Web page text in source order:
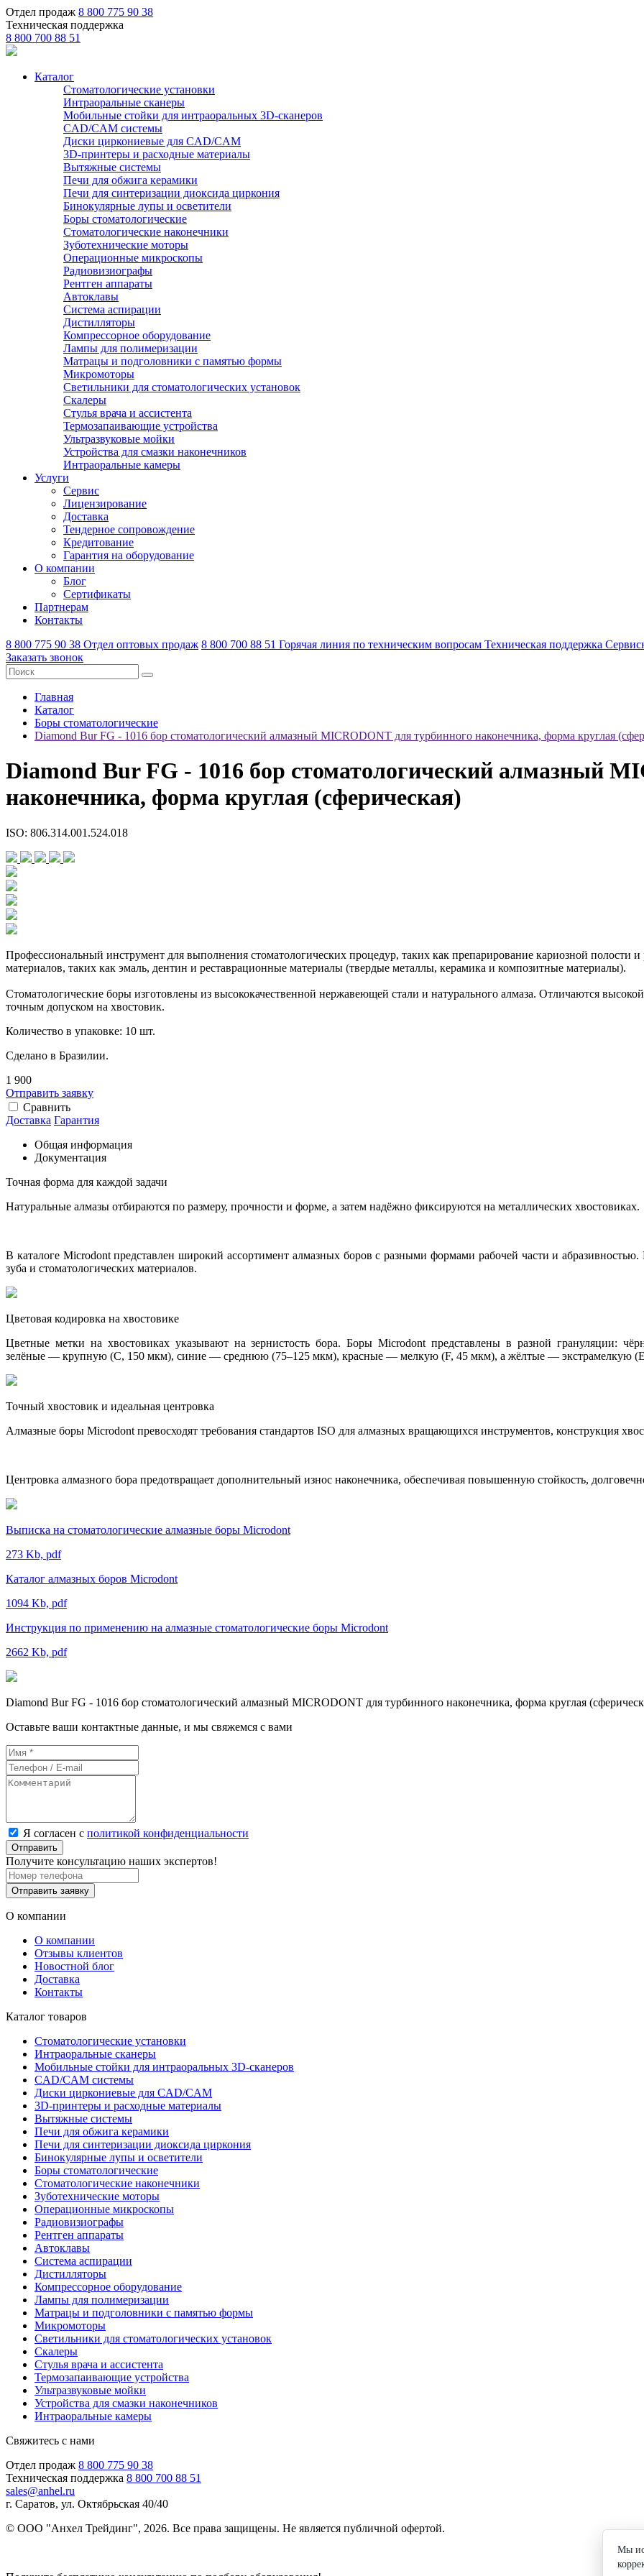
Отдел продаж 8 800 775 90 38
Техническая поддержка
8 800 700 88 51
Каталог
Стоматологические установки
Интраоральные сканеры
Мобильные стойки для интраоральных 3D-сканеров
CAD/CAM системы
Диски циркониевые для CAD/CAM
3D-принтеры и расходные материалы
Вытяжные системы
Печи для обжига керамики
Печи для синтеризации диоксида циркония
Бинокулярные лупы и осветители
Боры стоматологические
Стоматологические наконечники
Зуботехнические моторы
Операционные микроскопы
Радиовизиографы
Рентген аппараты
Автоклавы
Система аспирации
Дистилляторы
Компрессорное оборудование
Лампы для полимеризации
Матрацы и подголовники с памятью формы
Микромоторы
Светильники для стоматологических установок
Скалеры
Стулья врача и ассистента
Термозапаивающие устройства
Ультразвуковые мойки
Устройства для смазки наконечников
Интраоральные камеры
Услуги
Сервис
Лицензирование
Доставка
Тендерное сопровождение
Кредитование
Гарантия на оборудование
О компании
Блог
Сертификаты
Партнерам
Контакты
8 800 775 90 38 Отдел оптовых продаж 8 800 700 88 51 Горячая линия по техническим вопросам Техническая поддержка
Заказать звонок
Главная
Каталог
Боры стоматологические
Diamond Bur FG - 1016 бор стоматологический алмазный MICRODONT для турбинного наконечника, форма круглая
Diamond Bur FG - 1016 бор стоматологический алмазный
наконечника, форма круглая (сферическая)
ISO: 806.314.001.524.018
Профессиональный инструмент для выполнения стоматологических процедур, таких как препарирование кариозной полости и
материалов, таких как эмаль, дентин и реставрационные материалы (твердые металлы, керамика и композитные материалы).
Стоматологические боры изготовлены из высококачественной нержавеющей стали и натурального алмаза. Отличаются
точным допуском на хвостовик.
Количество в упаковке: 10 шт.
Сделано в Бразилии.
1 900
Отправить заявку
Сравнить
Доставка Гарантия
Общая информация
Документация
Точная форма для каждой задачи
Натуральные алмазы отбираются по размеру, прочности и форме, а затем надёжно фиксируются на металлических хвостовиках.
В каталоге Microdont представлен широкий ассортимент алмазных боров с разными формами рабочей части и
зуба и стоматологических материалов.
Цветовая кодировка на хвостовике
Цветные метки на хвостовиках указывают на зернистость бора. Боры Microdont представлены в разной грануляции:
зелёные — крупную (C, 150 мкм), синие — среднюю (75–125 мкм), красные — мелкую (F, 45 мкм), а жёлтые — экстрамелкую
Точный хвостовик и идеальная центровка
Алмазные боры Microdont превосходят требования стандартов ISO для алмазных вращающихся инструментов, конструкция
Центровка алмазного бора предотвращает дополнительный износ наконечника, обеспечивая повышенную стойкость,
Выписка на стоматологические алмазные боры Microdont
273 Kb, pdf
Каталог алмазных боров Microdont
1094 Kb, pdf
Инструкция по применению на алмазные стоматологические боры Microdont
2662 Kb, pdf
Diamond Bur FG - 1016 бор стоматологический алмазный MICRODONT для турбинного наконечника, форма круглая
Оставьте ваши контактные данные, и мы свяжемся с вами
Я согласен с политикой конфиденциальности
Отправить
Получите консультацию наших экспертов!
Отправить заявку
О компании
О компании
Отзывы клиентов
Новостной блог
Доставка
Контакты
Каталог товаров
Стоматологические установки
Интраоральные сканеры
Мобильные стойки для интраоральных 3D-сканеров
CAD/CAM системы
Диски циркониевые для CAD/CAM
3D-принтеры и расходные материалы
Вытяжные системы
Печи для обжига керамики
Печи для синтеризации диоксида циркония
Бинокулярные лупы и осветители
Боры стоматологические
Стоматологические наконечники
Зуботехнические моторы
Операционные микроскопы
Радиовизиографы
Рентген аппараты
Автоклавы
Система аспирации
Дистилляторы
Компрессорное оборудование
Лампы для полимеризации
Матрацы и подголовники с памятью формы
Микромоторы
Светильники для стоматологических установок
Скалеры
Стулья врача и ассистента
Термозапаивающие устройства
Ультразвуковые мойки
Устройства для смазки наконечников
Интраоральные камеры
Свяжитесь с нами
Отдел продаж 8 800 775 90 38
Техническая поддержка 8 800 700 88 51
sales@anhel.ru
г. Саратов, ул. Октябрьская 40/40
© ООО "Анхел Трейдинг", 2026. Все права защищены. Не является публичной офертой.
Мы